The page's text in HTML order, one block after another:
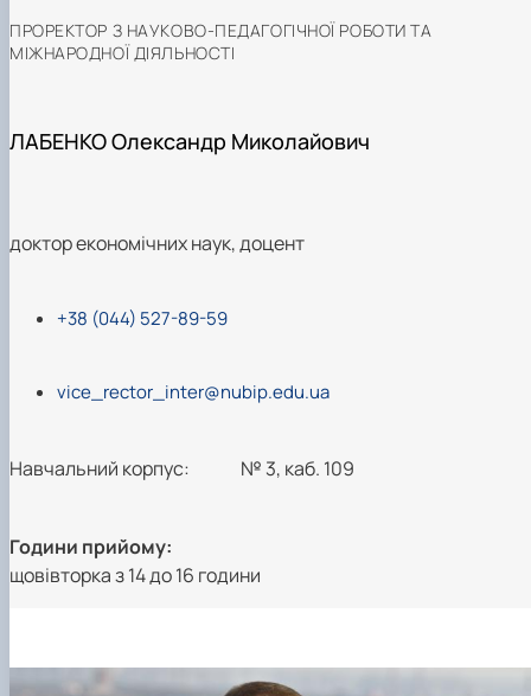
ПРОРЕКТОР З НАУКОВО-ПЕДАГОГІЧНОЇ РОБОТИ ТА
МІЖНАРОДНОЇ ДІЯЛЬНОСТІ
ЛАБЕНКО Олександр Миколайович
доктор економічних наук, доцент
+38 (044) 527-89-59
vice_rector_inter@nubip.edu.ua
Навчальний корпус: № 3, каб. 109
Години прийому:
щовівторка з 14 до 16 години